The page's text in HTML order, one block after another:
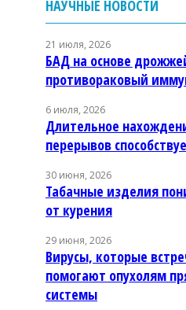
НАУЧНЫЕ НОВОСТИ
21 июля, 2026
БАД на основе
противораковый
6 июля, 2026
Длительное
перерывов
30 июня, 2026
Табачные изделия
от курения
29 июня, 2026
Вирусы, которые
помогают опухолям
системы